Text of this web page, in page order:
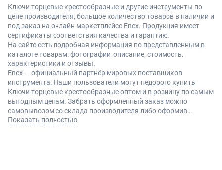
Ключи торцевые крестообразные и другие инструменты по
цене производителя, большое количество товаров в наличии и
под заказ на онлайн маркетплейсе Enex. Продукция имеет
сертификаты соответствия качества и гарантию.
На сайте есть подробная информация по представленным в
каталоге товарам: фотографии, описание, стоимость,
характеристики и отзывы.
Enex — официальный партнёр мировых поставщиков
инструмента. Наши пользователи могут недорого купить
Ключи торцевые крестообразные оптом и в розницу по самым
выгодным ценам. Забрать оформленный заказ можно
самовывозом со склада производителя либо оформив
доставку по Москве и другие регионы России.
Показать полностью